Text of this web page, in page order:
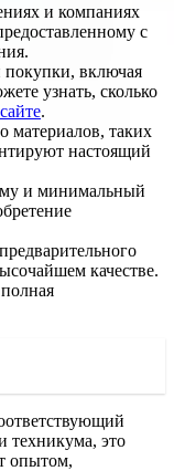
и компаниях
с
включая
узнать, сколько
.
материалов, таких
настоящий
и минимальный
качестве.
техникума, это
опытом,